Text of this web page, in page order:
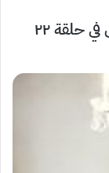
كيوهيون فاز بالمركز الأول + آداءات الفرق في حلقة ٢٢